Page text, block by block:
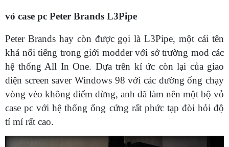
vỏ case pc Peter Brands L3Pipe
Peter Brands hay còn được gọi là L3Pipe, một cái tên
khá nổi tiếng trong giới modder với sở trường mod các
hệ thống All In One. Dựa trên kí ức còn lại của giao
diện screen saver Windows 98 với các đường ống chạy
vòng vèo không điểm dừng, anh đã làm nên một bộ vỏ
case pc với hệ thống ống cứng rất phức tạp đòi hỏi độ
tỉ mỉ rất cao.